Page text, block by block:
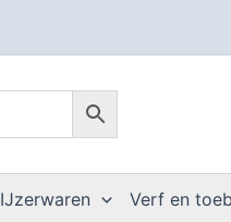
IJzerwaren Verf en